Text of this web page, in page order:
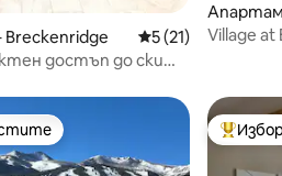
Средна оценка:
5 (21)
достъп до ски
Village
избор на гостите Най-